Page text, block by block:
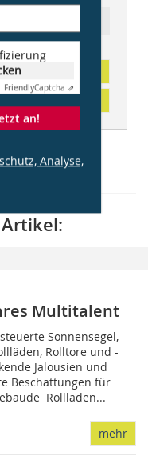
FriendlyCaptcha ⇗
an!
Analyse,
Multitalent
Sonnensegel,
Rolltore und -
Jalousien und
Beschattungen für
 Rollläden...
mehr